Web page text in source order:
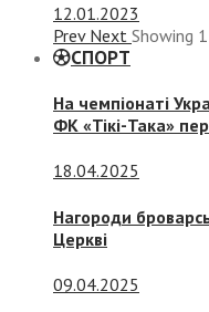
12.01.2023
Prev Next Showing 1
СПОРТ
На чемпіонаті
ФК «Тікі-Така»
18.04.2025
Нагороди
Церкві
09.04.2025